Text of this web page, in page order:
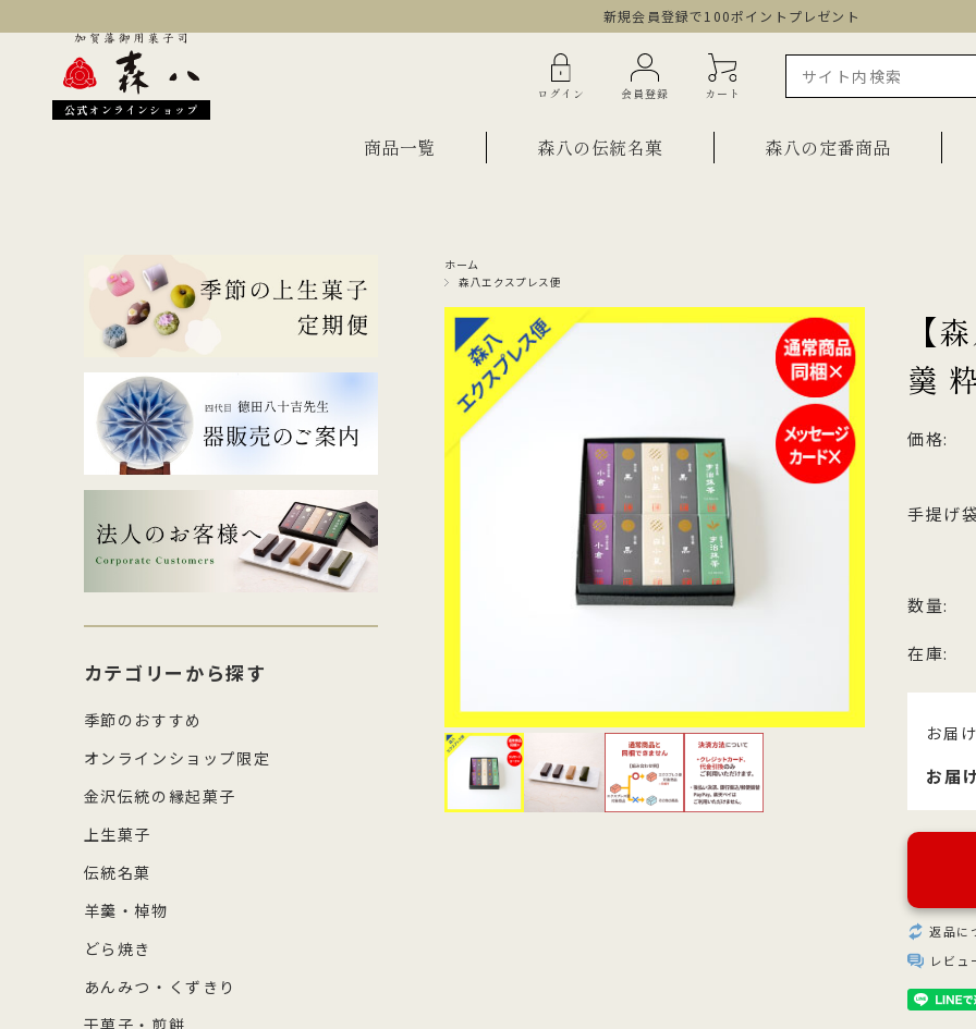
新規会員登録で100ポイントプレゼント
公式オンラインショップ
ログイン 会員登録 カート
商品一覧
季節のおすすめ
オンラインショップ限定商品
金沢伝統の縁起菓子
上生菓子
伝統名菓
羊羹・棹物
どら焼き
あんみつ・くずきり
生菓子・饅頭
涼菓
和菓子作り体験セット
ご自宅用・少量詰合せ
お祝い菓子
ご法要・弔事
森八エクスプレス便
手提げ袋
メッセージカード
森八の伝統名菓
長生殿
四百年間かわらぬ製法を守り続け日
本三名菓の随一と称えられておりま
す。
千歳
コクのあるこし餡を飴炊きのコシの
強い求肥で包み上げ、紅白の和三盆
糖を贅沢にまぶした森八の代表名
黒羊羹「玄」
純度の高い氷砂糖と極上の糸寒天
使用し、さっぱりとした上品な甘
が特徴です。４種類のサイズ展開
ご用意。
森八の定番商品
蛇玉もなか
森八の商標「蛇玉」を形にした、香
ばしい加賀のもなか種としっとりと
したこし餡が魅力
もち皮どら焼き 宝達
しっとりとしたもち皮に良質な国内
産小豆のつぶあんを包み込んだ人気
の森八定番菓子
小型羊羹「粋」
お召上がりやすい形に仕上げた小
羊羹「粋」は加賀金沢の天然の伏
水と厳選素材を使用
ギフト・詰合せ ご自宅用・少量セット お祝い菓子
ホーム
森八エクスプレス便
【
羹
価格:
手提げ
数量:
在庫:
お届
お届
返品に
レビュ
カテゴリーから探す
季節のおすすめ
オンラインショップ限定
金沢伝統の縁起菓子
上生菓子
伝統名菓
羊羹・棹物
どら焼き
あんみつ・くずきり